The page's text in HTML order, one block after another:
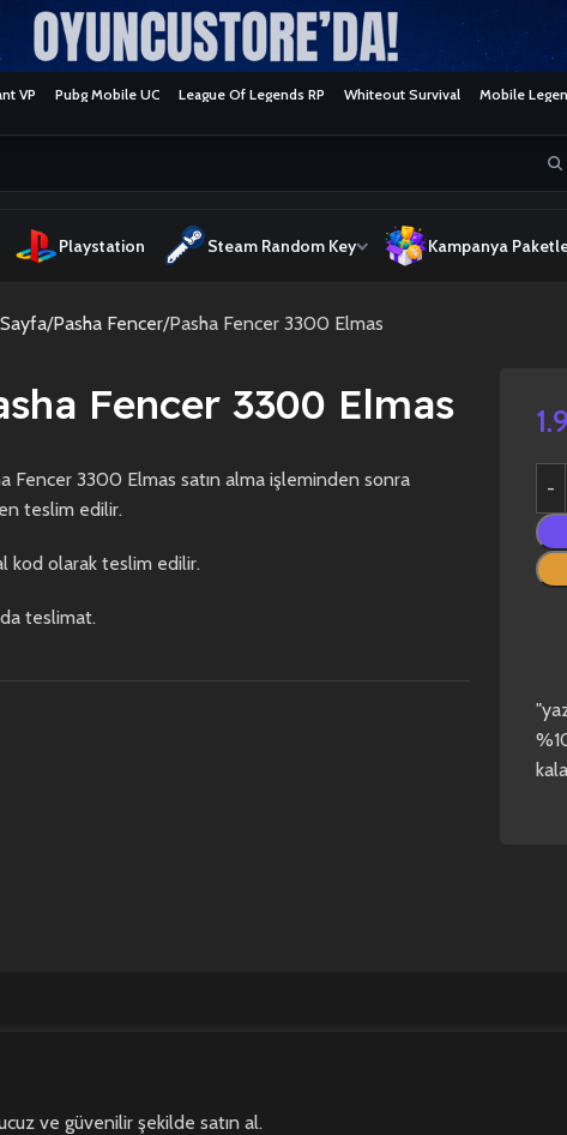
VP Pubg Mobile UC League Of Legends RP Whiteout Survival Mobile
Playstation Steam Random Key Kampanya
Pasha Fencer Pasha Fencer 3300 Elmas
Fencer 3300 Elmas
Fencer 3300 Elmas satın alma işleminden sonra
teslim edilir.
kod olarak teslim edilir.
teslimat.
ve güvenilir şekilde satın al.